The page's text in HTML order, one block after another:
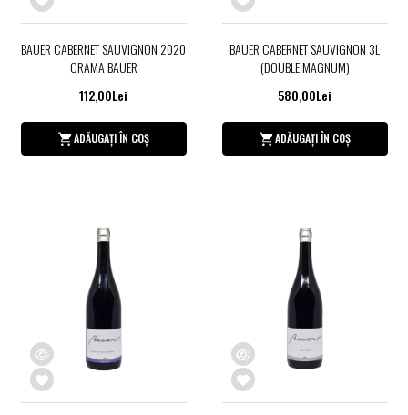
BAUER CABERNET SAUVIGNON 2020
CRAMA BAUER
112,00Lei
ADĂUGAȚI ÎN COȘ
BAUER CABERNET SAUVIGNON 3L
(DOUBLE MAGNUM)
580,00Lei
ADĂUGAȚI ÎN COȘ